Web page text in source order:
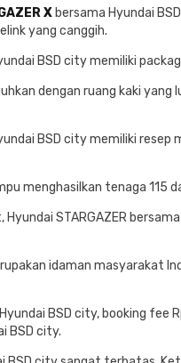
X bersama Hyundai
yang canggih.
BSD city memiliki
dengan ruang kaki
BSD city memiliki
menghasilkan tenaga
STARGAZER
idaman masyarakat
BSD city, booking
BSD city.